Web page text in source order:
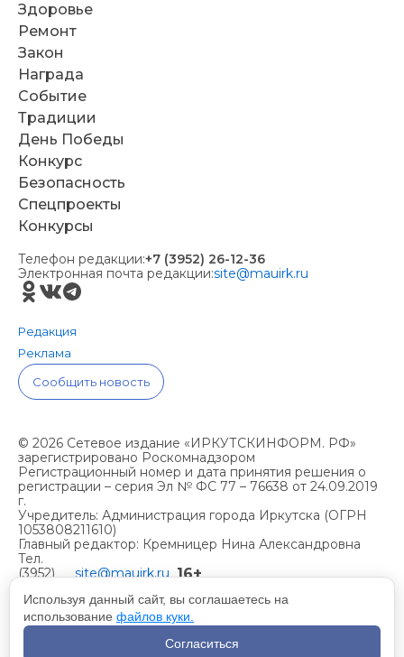
Здоровье
Ремонт
Закон
Награда
Событие
Традиции
День Победы
Конкурс
Безопасность
Спецпроекты
Конкурсы
Телефон редакции:+7 (3952) 26-12-36
Электронная почта редакции:site@mauirk.ru
Редакция
Реклама
Сообщить новость
© 2026 Сетевое издание «ИРКУТСКИНФОРМ. РФ»
зарегистрировано Роскомнадзором
Регистрационный номер и дата принятия решения о
регистрации – серия Эл № ФС 77 – 76638 от 24.09.2019
г.
Учредитель: Администрация города Иркутска (ОГРН
1053808211610)
Главный редактор: Кремницер Нина Александровна
Тел.
(3952)
site@mauirk.ru 16+
Учетная политика организации
Политика конфиденциальности
Используя данный сайт, вы соглашаетесь на
использование файлов куки.
Согласиться